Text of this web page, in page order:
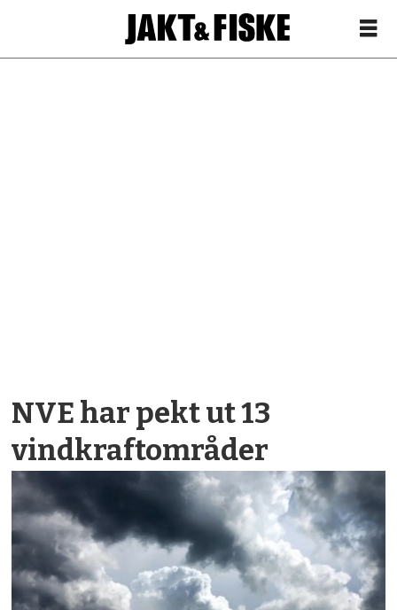
NVE har pekt ut 13
vindkraft­områder